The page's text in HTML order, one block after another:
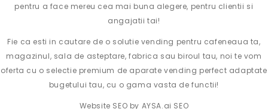
pentru a face mereu cea mai buna alegere, pentru clientii si
angajatii tai!
Fie ca esti in cautare de o solutie vending pentru cafeneaua ta,
magazinul, sala de asteptare, fabrica sau biroul tau, noi te vom
oferta cu o selectie premium de aparate vending perfect adaptate
bugetului tau, cu o gama vasta de functii!
Website SEO by AYSA.ai SEO